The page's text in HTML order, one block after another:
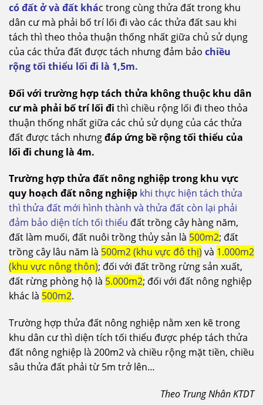
có đất ở và đất khác trong cùng thửa đất trong khu
dân cư mà phải bố trí lối đi vào các thửa đất sau khi
tách thì theo thỏa thuận thống nhất giữa chủ sử dụng
của các thửa đất được tách nhưng đảm bảo chiều
rộng tối thiểu lối đi là 1,5m.
Đối với trường hợp tách thửa không thuộc khu dân
cư mà phải bố trí lối đi thì chiều rộng lối đi theo thỏa
thuận thống nhất giữa các chủ sử dụng của các thửa
đất được tách nhưngđáp ứng bề rộng tối thiểu của
lối đi chung là 4m.
Trường hợp thửa đất nông nghiệp trong khu vực
quy hoạch đất nông nghiệp khi thực hiện tách thửa
thì thửa đất mới hình thành và thửa đất còn lại phải
đảm bảo diện tích tối thiểu đất trồng cây hàng năm,
đất làm muối, đất nuôi trồng thủy sản là 500m2; đất
trồng cây lâu năm là 500m2 (khu vực đô thị) và 1.000m2
(khu vực nông thôn); đối với đất trồng rừng sản xuất,
đất rừng phòng hộ là 5.000m2; đối với đất nông nghiệp
khác là 500m2.
Trường hợp thửa đất nông nghiệp nằm xen kẽ trong
khu dân cư thì diện tích tối thiểu được phép tách thửa
đất nông nghiệp là 200m2 và chiều rộng mặt tiền, chiều
sâu thửa đất phải từ 5m trở lên…
Theo Trung Nhân KTDT